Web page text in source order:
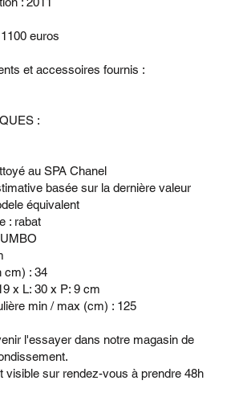
euros
et accessoires fournis :
:
au SPA Chanel
basée sur la dernière valeur
équivalent
: rabat
cm) : 34
x L: 30 x P: 9 cm
min / max (cm) : 125
l'essayer dans notre magasin de
visible sur rendez-vous à prendre 48h